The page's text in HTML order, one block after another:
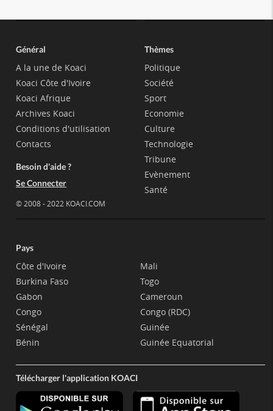
Général
A la une de Koaci
Koaci Côte d'Ivoire
Koaci Afrique
Archives Koaci
Conditions d'utilisation
Contacts
Besoin d'aide ?
Se Connecter
© 2008 - 2022 KOACI.COM
Thèmes
Politique
Société
Sport
Economie
Culture
Technologie
Tribune
Evènement
Santé
Pays
Côte d'Ivoire
Burkina Faso
Gabon
Congo
Sénégal
Bénin
Mali
Togo
Cameroun
Congo (RDC)
Guinée
Guinée Equatorial
Télécharger l'application KOACI